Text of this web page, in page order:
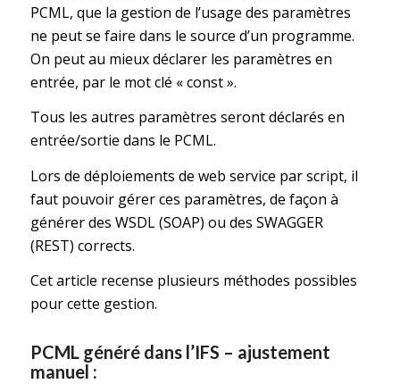
PCML, que la gestion de l’usage des paramètres
ne peut se faire dans le source d’un programme.
On peut au mieux déclarer les paramètres en
entrée, par le mot clé « const ».
Tous les autres paramètres seront déclarés en
entrée/sortie dans le PCML.
Lors de déploiements de web service par script, il
faut pouvoir gérer ces paramètres, de façon à
générer des WSDL (SOAP) ou des SWAGGER
(REST) corrects.
Cet article recense plusieurs méthodes possibles
pour cette gestion.
PCML généré dans l’IFS – ajustement
manuel :